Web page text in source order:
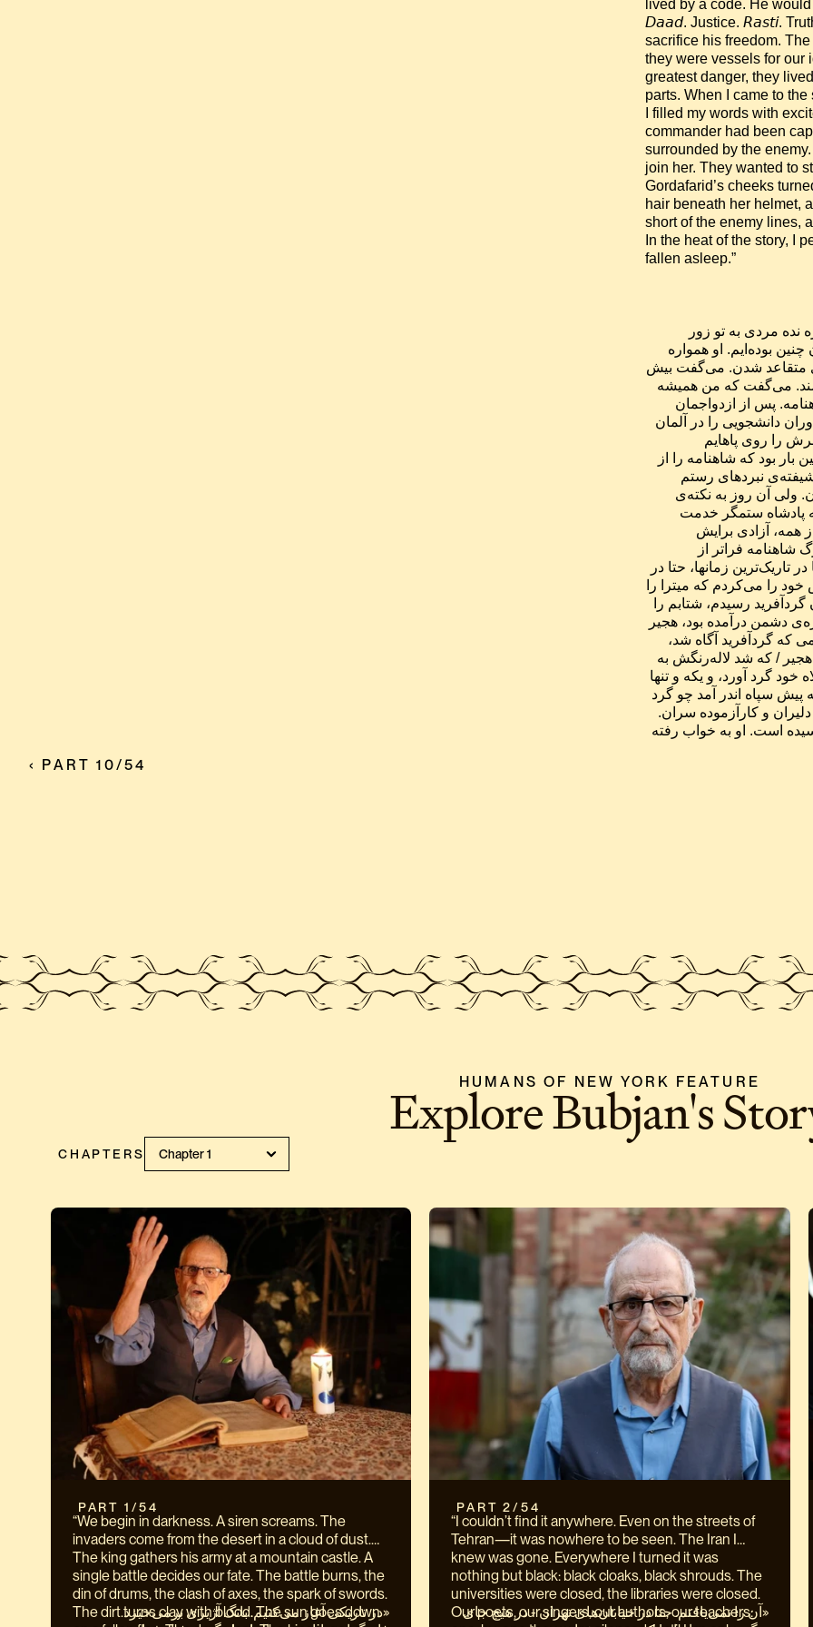
lived by a code. He
𝘋𝘢𝘢𝘥. Justice. 𝘙𝘢𝘴𝘵𝘪.
sacrifice his freedom.
they were vessels for our
greatest danger, they
parts. When I came to
I filled my words with
commander had been
surrounded by the
join her. They wanted to
Gordafarid’s cheeks
hair beneath her helmet,
short of the enemy lines,
In the heat of the story, I
fallen asleep.”
‹ PART 10/54
HUMANS OF NEW YORK FEATURE
Explore Bubjan's
CHAPTERS
PART 1/54
“We begin in darkness. A siren screams. The
invaders come from the desert in a cloud of dust.
The king gathers his army at a mountain castle. A
single battle decides our fate. The battle burns, the
din of drums, the clash of axes, the spark of swords.
The dirt turns clay with blood. The sun goes down
«در تاریکی آغاز می‌کنیم. بانگ آژیری برمی‌خیزد.
PART 2/54
“I couldn’t find it anywhere. Even on the streets of
Tehran—it was nowhere to be seen. The Iran I
knew was gone. Everywhere I turned it was
nothing but black: black cloaks, black shrouds. The
universities were closed, the libraries were closed.
Our poets, our singers, our authors, our teachers:
«آن را نمی‌یافتم. حتا در خیابان‌های تهران - در هیچ‌ جای